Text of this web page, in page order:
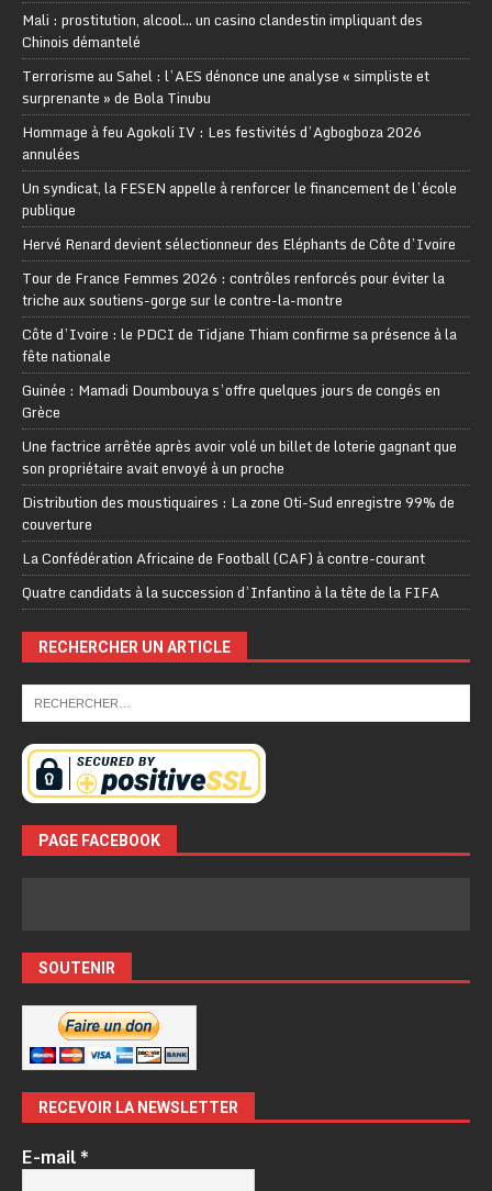
Mali : prostitution, alcool… un casino clandestin impliquant des
Chinois démantelé
Terrorisme au Sahel : l’AES dénonce une analyse « simpliste et
surprenante » de Bola Tinubu
Hommage à feu Agokoli IV : Les festivités d’Agbogboza 2026
annulées
Un syndicat, la FESEN appelle à renforcer le financement de l’école
publique
Hervé Renard devient sélectionneur des Eléphants de Côte d’Ivoire
Tour de France Femmes 2026 : contrôles renforcés pour éviter la
triche aux soutiens-gorge sur le contre-la-montre
Côte d’Ivoire : le PDCI de Tidjane Thiam confirme sa présence à la
fête nationale
Guinée : Mamadi Doumbouya s’offre quelques jours de congés en
Grèce
Une factrice arrêtée après avoir volé un billet de loterie gagnant que
son propriétaire avait envoyé à un proche
Distribution des moustiquaires : La zone Oti-Sud enregistre 99% de
couverture
La Confédération Africaine de Football (CAF) à contre-courant
Quatre candidats à la succession d’Infantino à la tête de la FIFA
RECHERCHER UN ARTICLE
PAGE FACEBOOK
SOUTENIR
RECEVOIR LA NEWSLETTER
E-mail*